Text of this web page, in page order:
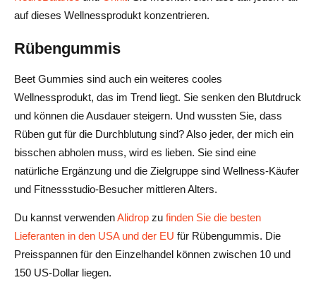
auf dieses Wellnessprodukt konzentrieren.
Rübengummis
Beet Gummies sind auch ein weiteres cooles
Wellnessprodukt, das im Trend liegt. Sie senken den Blutdruck
und können die Ausdauer steigern. Und wussten Sie, dass
Rüben gut für die Durchblutung sind? Also jeder, der mich ein
bisschen abholen muss, wird es lieben. Sie sind eine
natürliche Ergänzung und die Zielgruppe sind Wellness-Käufer
und Fitnessstudio-Besucher mittleren Alters.
Du kannst verwendenAlidrop zu finden Sie die besten
Lieferanten in den USA und der EU für Rübengummis. Die
Preisspannen für den Einzelhandel können zwischen 10 und
150 US-Dollar liegen.